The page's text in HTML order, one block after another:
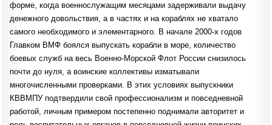
форме, когда военнослужащим месяцами задерживали выдачу
денежного довольствия, а в частях и на кораблях не хватало
самого необходимого и элементарного. В начале 2000-х годов
Главком ВМФ боялся выпускать корабли в море, количество
боевых служб на весь Военно-Морской Флот России снизилось
почти до нуля, а воинские коллективы изматывали
многочисленными проверками. В этих условиях выпускники
КВВМПУ подтвердили свой профессионализм и повседневной
работой, личным примером постепенно поднимали авторитет и